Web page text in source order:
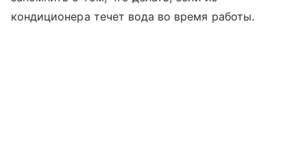
кондиционера течет вода во время работы.